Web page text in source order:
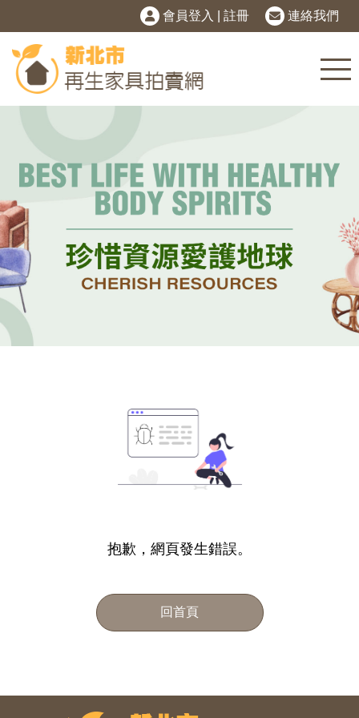
會員登入 註冊 連絡我們
抱歉，網頁發生錯誤。
回首頁